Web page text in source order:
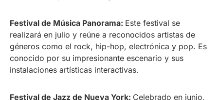
Festival de Música Panorama: Este festival se
realizará en julio y reúne a reconocidos artistas de
géneros como el rock, hip-hop, electrónica y pop. Es
conocido por su impresionante escenario y sus
instalaciones artísticas interactivas.
Festival de Jazz de Nueva York: Celebrado en junio,